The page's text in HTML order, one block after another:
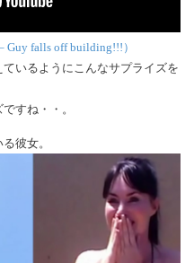
Guy falls off building!!!）
いるようにこんなサプライズを
すね・・。
彼女。